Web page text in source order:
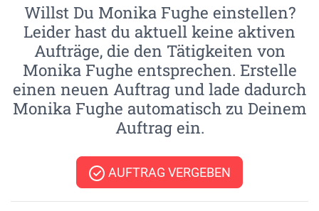
Willst Du Monika Fughe einstellen?
Leider hast du aktuell keine aktiven
Aufträge, die den Tätigkeiten von
Monika Fughe entsprechen. Erstelle
einen neuen Auftrag und lade dadurch
Monika Fughe automatisch zu Deinem
Auftrag ein.
AUFTRAG VERGEBEN